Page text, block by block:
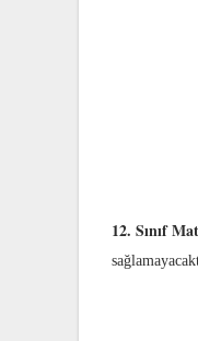
12. Sınıf